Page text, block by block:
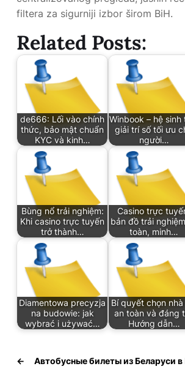
filtera za sigurniji izbor širom BiH.
Related Posts:
de666: Lối vào chính
thức, bảo mật chuẩn
KYC và kinh…
Winbook – hệ sinh
giải trí số tối ưu
người…
Bùng nổ trải nghiệm:
Khi casino trực tuyến
trở thành…
Casino trực
bản đồ trải
toàn, minh…
Diamentowa precyzja
na budowie: jak
wybrać i używać…
Bí quyết chọn nhà
an toàn và đáng
Hướng dẫn…
←
Автобусные билеты из Беларуси